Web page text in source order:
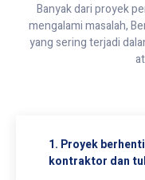
Banyak dari proyek
mengalami masalah,
yang sering terjadi
1. Proyek
kontraktor dan